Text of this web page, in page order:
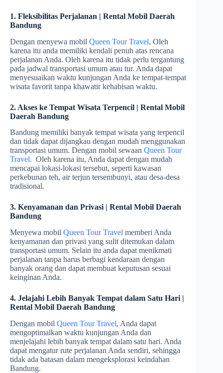
1. Fleksibilitas Perjalanan | Rental Mobil Daerah
Bandung
Dengan menyewa mobil Queen Tour Travel, Oleh
karena itu anda memiliki kendali penuh atas rencana
perjalanan Anda. Oleh karena itu tidak perlu tergantung
pada jadwal transportasi umum atau tur. Anda dapat
menyesuaikan waktu kunjungan Anda ke tempat-tempat
wisata favorit tanpa khawatir kehabisan waktu.
2. Akses ke Tempat Wisata Terpencil | Rental Mobil
Daerah Bandung
Bandung memiliki banyak tempat wisata yang terpencil
dan tidak dapat dijangkau dengan mudah menggunakan
transportasi umum. Dengan mobil sewaan Queen Tour
Travel. Oleh karena itu, Anda dapat dengan mudah
mencapai lokasi-lokasi tersebut, seperti kawasan
perkebunan teh, air terjun tersembunyi, atau desa-desa
tradisional.
3. Kenyamanan dan Privasi | Rental Mobil Daerah
Bandung
Menyewa mobil Queen Tour Travel memberi Anda
kenyamanan dan privasi yang sulit ditemukan dalam
transportasi umum. Selain itu anda dapat menikmati
perjalanan tanpa harus berbagi kendaraan dengan
banyak orang dan dapat membuat keputusan sesuai
keinginan Anda.
4. Jelajahi Lebih Banyak Tempat dalam Satu Hari |
Rental Mobil Daerah Bandung
Dengan mobil Queen Tour Travel, Anda dapat
mengoptimalkan waktu kunjungan Anda dan
menjelajahi lebih banyak tempat dalam satu hari. Anda
dapat mengatur rute perjalanan Anda sendiri, sehingga
tidak ada batasan dalam mengeksplorasi keindahan
Bandung.